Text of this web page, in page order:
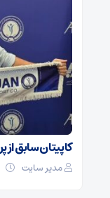
کاپیتان سابق
مدیر سایت